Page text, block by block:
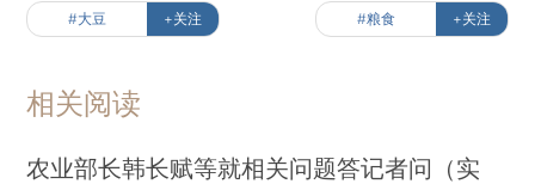
#大豆 +关注 #粮食 +关注
相关阅读
农业部长韩长赋等就相关问题答记者问（实